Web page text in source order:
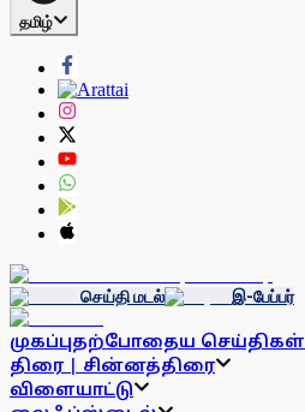
தமிழ்
செய்தி மடல் இ-பேப்பர்
முகப்புதற்போதைய செய்திகள்
திரை | சின்னத்திரை
விளையாட்டு